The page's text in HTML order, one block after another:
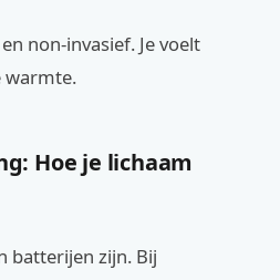
non-invasief. Je voelt
warmte.
Hoe je lichaam
batterijen zijn. Bij